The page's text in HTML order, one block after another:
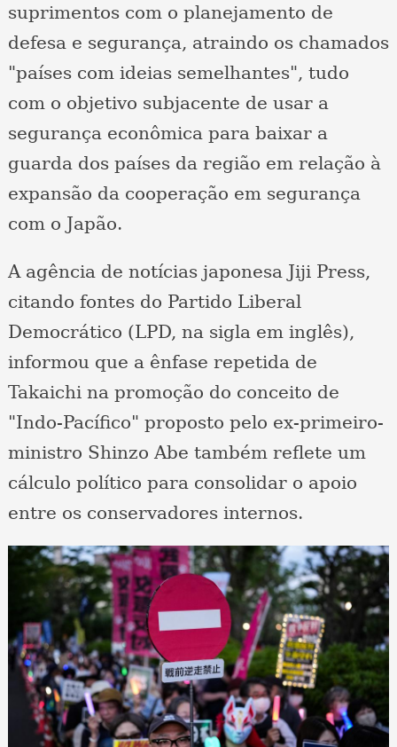
suprimentos com o planejamento de
defesa e segurança, atraindo os chamados
"países com ideias semelhantes", tudo
com o objetivo subjacente de usar a
segurança econômica para baixar a
guarda dos países da região em relação à
expansão da cooperação em segurança
com o Japão.
A agência de notícias japonesa Jiji Press,
citando fontes do Partido Liberal
Democrático (LPD, na sigla em inglês),
informou que a ênfase repetida de
Takaichi na promoção do conceito de
"Indo-Pacífico" proposto pelo ex-primeiro-
ministro Shinzo Abe também reflete um
cálculo político para consolidar o apoio
entre os conservadores internos.